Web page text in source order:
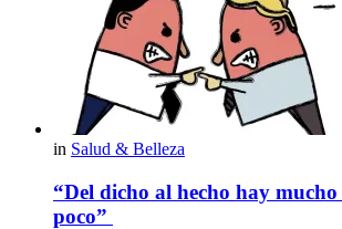
in Salud & Belleza
“Del dicho al hecho hay
poco”